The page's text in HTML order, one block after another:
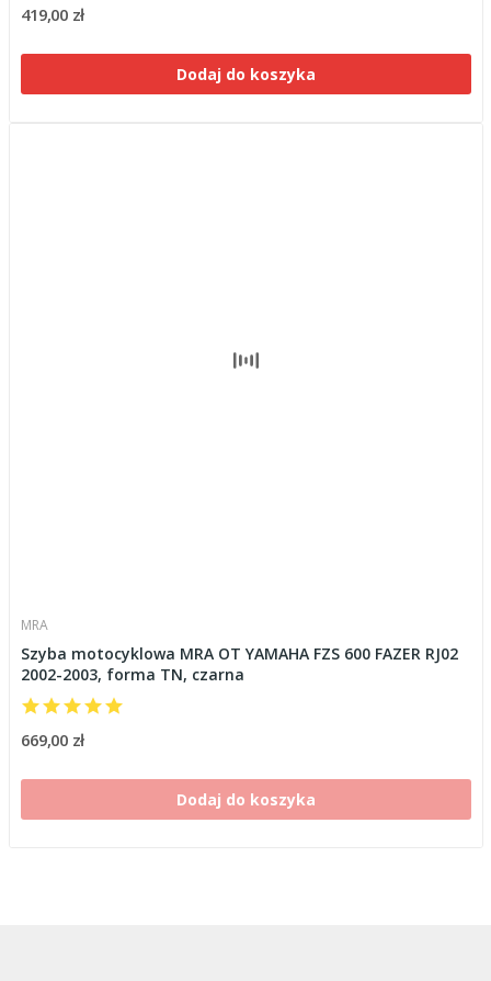
419,00 zł
Dodaj do koszyka
MRA
Szyba motocyklowa MRA OT YAMAHA FZS 600 FAZER RJ02
2002-2003, forma TN, czarna
669,00 zł
Dodaj do koszyka